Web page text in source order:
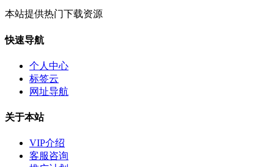
本站提供热门下载资源
快速导航
个人中心
标签云
网址导航
关于本站
VIP介绍
客服咨询